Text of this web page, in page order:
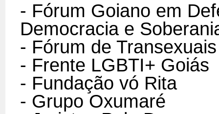
- Fórum Goiano em
Democracia e
- Fórum de
- Frente LGBTI+ Goiás
- Fundação vó Rita
- Grupo Oxumaré